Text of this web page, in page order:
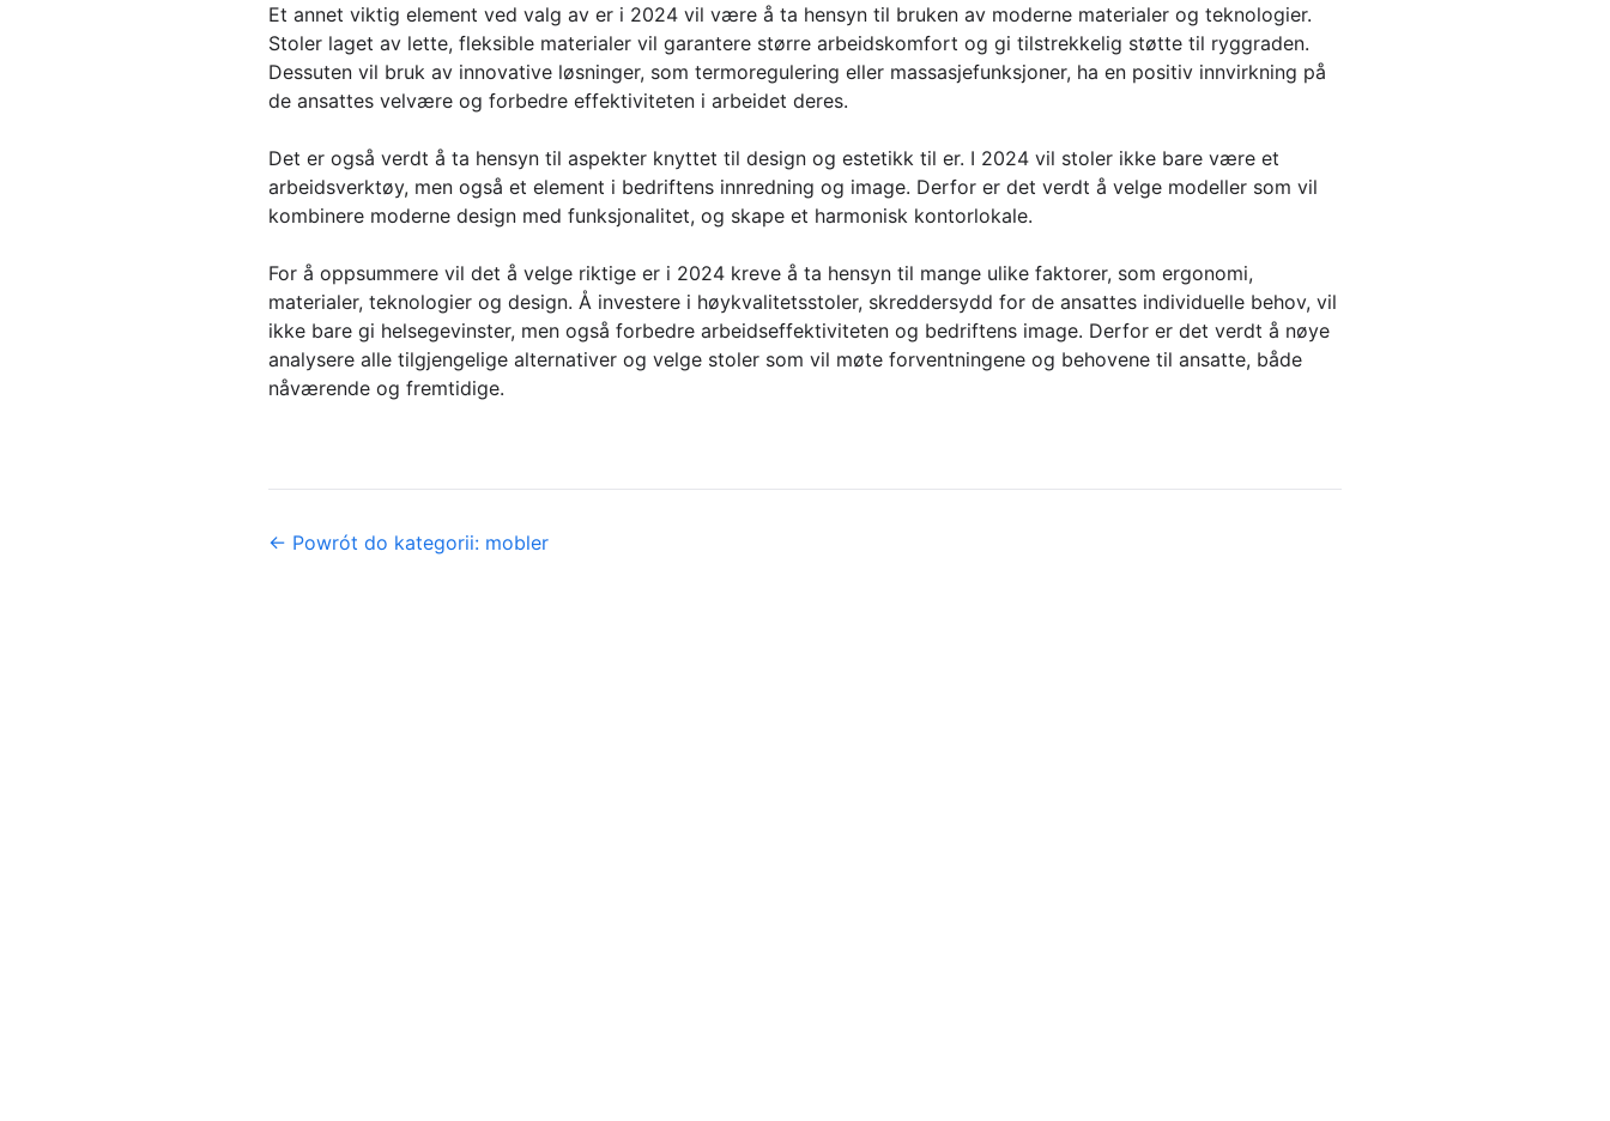
Et annet viktig element ved valg av er i 2024 vil være å ta hensyn til bruken av moderne materialer og teknologier.
Stoler laget av lette, fleksible materialer vil garantere større arbeidskomfort og gi tilstrekkelig støtte til ryggraden.
Dessuten vil bruk av innovative løsninger, som termoregulering eller massasjefunksjoner, ha en positiv innvirkning på
de ansattes velvære og forbedre effektiviteten i arbeidet deres.
Det er også verdt å ta hensyn til aspekter knyttet til design og estetikk til er. I 2024 vil stoler ikke bare være et
arbeidsverktøy, men også et element i bedriftens innredning og image. Derfor er det verdt å velge modeller som vil
kombinere moderne design med funksjonalitet, og skape et harmonisk kontorlokale.
For å oppsummere vil det å velge riktige er i 2024 kreve å ta hensyn til mange ulike faktorer, som ergonomi,
materialer, teknologier og design. Å investere i høykvalitetsstoler, skreddersydd for de ansattes individuelle behov, vil
ikke bare gi helsegevinster, men også forbedre arbeidseffektiviteten og bedriftens image. Derfor er det verdt å nøye
analysere alle tilgjengelige alternativer og velge stoler som vil møte forventningene og behovene til ansatte, både
nåværende og fremtidige.
← Powrót do kategorii: mobler